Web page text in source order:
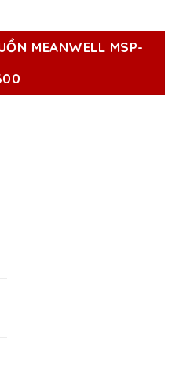
MEANWELL MSP-